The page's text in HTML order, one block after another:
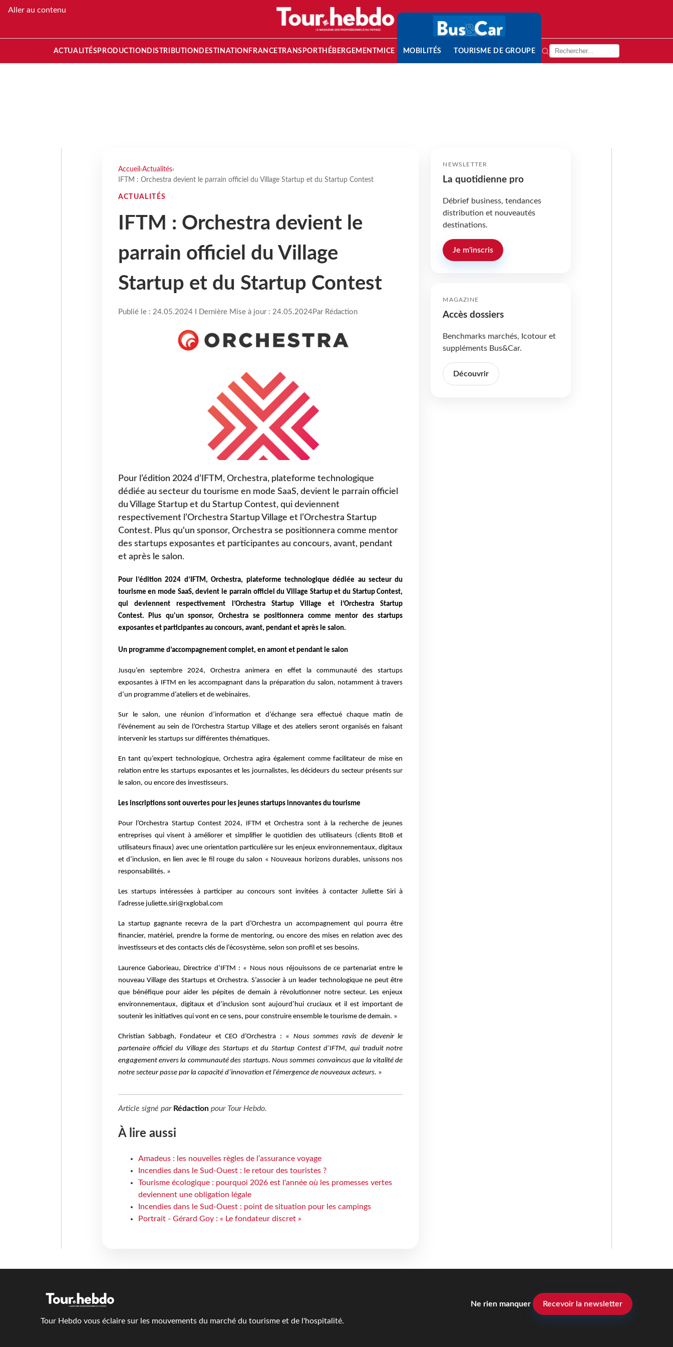
Aller au contenu
ACTUALITÉS PRODUCTION DISTRIBUTION DESTINATION FRANCETRANSPORT HÉBERGEMENTMICE MOBILITÉS TOURISME DE GROUPE
Accueil ›Actualités›
IFTM : Orchestra devient le parrain officiel du Village Startup et du Startup Contest
ACTUALITÉS
IFTM : Orchestra devient le
parrain officiel du Village
Startup et du Startup Contest
Publié le : 24.05.2024 I Dernière Mise à jour : 24.05.2024Par Rédaction
Pour l’édition 2024 d’IFTM, Orchestra, plateforme technologique
dédiée au secteur du tourisme en mode SaaS, devient le parrain officiel
du Village Startup et du Startup Contest, qui deviennent
respectivement l’Orchestra Startup Village et l’Orchestra Startup
Contest. Plus qu'un sponsor, Orchestra se positionnera comme mentor
des startups exposantes et participantes au concours, avant, pendant
et après le salon.
Pour l’édition 2024 d’IFTM, Orchestra, plateforme technologique dédiée au secteur du
tourisme en mode SaaS, devient le parrain officiel du Village Startup et du Startup Contest,
qui deviennent respectivement l’Orchestra Startup Village et l’Orchestra Startup
Contest. Plus qu'un sponsor, Orchestra se positionnera comme mentor des startups
exposantes et participantes au concours, avant, pendant et après le salon.
Un programme d’accompagnement complet, en amont et pendant le salon
Jusqu’en septembre 2024, Orchestra animera en effet la communauté des startups
exposantes à IFTM en les accompagnant dans la préparation du salon, notamment à travers
d’un programme d’ateliers et de webinaires.
Sur le salon, une réunion d’information et d’échange sera effectué chaque matin de
l’événement ausein de l’Orchestra Startup Village et des ateliers seront organisés en faisant
intervenir les startups sur différentes thématiques.
En tant qu’expert technologique, Orchestra agira également comme facilitateur de mise en
relationentre les startups exposantes et les journalistes, les décideurs du secteur présents sur
le salon, ou encore des investisseurs.
Les inscriptions sont ouvertes pour les jeunes startups innovantes du tourisme
Pour l’Orchestra Startup Contest 2024, IFTM et Orchestra sont à la recherche de jeunes
entreprises qui visent à améliorer et simplifier le quotidien des utilisateurs (clients BtoB et
utilisateurs finaux)avec une orientation particulière sur les enjeux environnementaux, digitaux
et d’inclusion, en lien avec le fil rouge du salon « Nouveaux horizons durables, unissons nos
responsabilités. »
Les startups intéressées à participer au concours sont invitées à contacter Juliette Siri à
l’adresse juliette.siri@rxglobal.com
La startup gagnante recevra de la part d’Orchestra un accompagnement qui pourra être
financier, matériel, prendre la forme de mentoring, ou encore des mises en relation avec des
investisseurs et des contacts clés de l’écosystème, selon son profil et ses besoins.
Laurence Gaborieau, Directrice d’IFTM : « Nous nous réjouissons de ce partenariat entre le
nouveauVillage des Startups et Orchestra. S’associer à un leader technologique ne peut être
que bénéfique pouraider les pépites de demain à révolutionner notre secteur. Les enjeux
environnementaux, digitaux etd’inclusion sont aujourd’hui cruciaux et il est important de
soutenir les initiatives qui vont en ce sens, pour construire ensemble le tourisme de demain. »
Christian Sabbagh, Fondateur et CEO d’Orchestra : « Nous sommes ravis de devenir le
partenaire officiel du Village des Startups et du Startup Contest d’IFTM, qui traduit notre
engagement envers la communauté des startups. Nous sommes convaincus que la vitalité de
notre secteur passe par la capacité d’innovation et l’émergence de nouveaux acteurs. »
Article signé par Rédactionpour Tour Hebdo.
À lire aussi
Amadeus : les nouvelles règles de l’assurance voyage
Incendies dans le Sud-Ouest : le retour des touristes ?
Tourisme écologique : pourquoi 2026 est l'année où les promesses vertes
deviennent une obligation légale
Incendies dans le Sud-Ouest : point de situation pour les campings
Portrait - Gérard Goy : « Le fondateur discret »
NEWSLETTER
La quotidienne pro
Débrief business, tendances
distribution et nouveautés
destinations.
Je m'inscris
MAGAZINE
Accès dossiers
Benchmarks marchés, Icotour et
suppléments Bus&Car.
Découvrir
Tour Hebdo vous éclaire sur les mouvements du marché du tourisme et de l'hospitalité.
Ne rien manquer Recevoir la newsletter